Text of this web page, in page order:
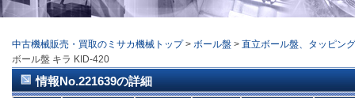
中古機械販売・買取のミサカ機械トップ > ボール盤 > 直立ボール盤、タッピン
ボール盤 キラ KID-420
情報No.221639の詳細